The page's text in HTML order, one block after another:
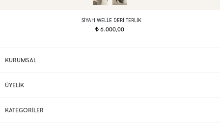
SIYAH WELLE DERI TERLIK
t6.000,00
KURUMSAL
ÜYELİK
KATEGORİLER